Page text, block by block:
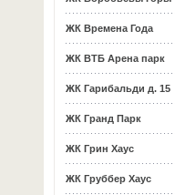
ЖК Времена Года
ЖК ВТБ Арена парк
ЖК Гарибальди д. 15
ЖК Гранд Парк
ЖК Грин Хаус
ЖК Груббер Хаус